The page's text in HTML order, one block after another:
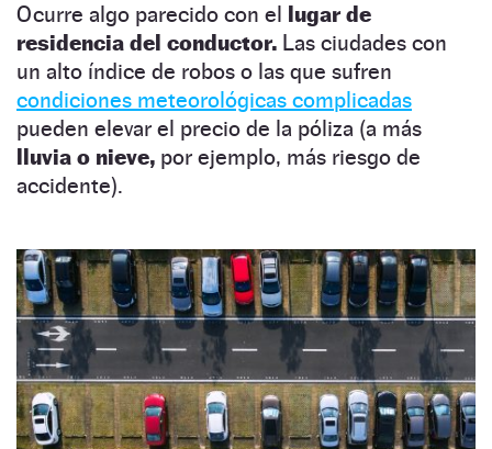
Ocurre algo parecido con el lugar de
residencia del conductor. Las ciudades con
un alto índice de robos o las que sufren
condiciones meteorológicas complicadas
pueden elevar el precio de la póliza (a más
lluvia o nieve, por ejemplo, más riesgo de
accidente).